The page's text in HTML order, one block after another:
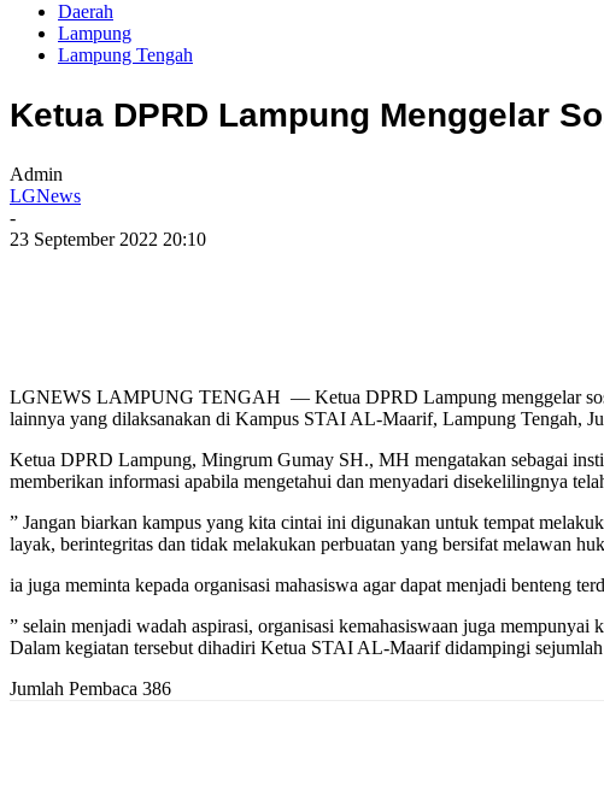
Daerah
Lampung
Lampung Tengah
Ketua DPRD Lampung Menggelar
Admin
LGNews
-
23 September 2022 20:10
LGNEWS LAMPUNG TENGAH — Ketua DPRD Lampung menggelar
lainnya yang dilaksanakan di Kampus STAI AL-Maarif, Lampung Tengah,
Ketua DPRD Lampung, Mingrum Gumay SH., MH mengatakan sebagai
memberikan informasi apabila mengetahui dan menyadari disekelilingnya
” Jangan biarkan kampus yang kita cintai ini digunakan untuk tempat
layak, berintegritas dan tidak melakukan perbuatan yang bersifat melawan
ia juga meminta kepada organisasi mahasiswa agar dapat menjadi benteng
” selain menjadi wadah aspirasi, organisasi kemahasiswaan juga
Dalam kegiatan tersebut dihadiri Ketua STAI AL-Maarif didampingi
Jumlah Pembaca 386